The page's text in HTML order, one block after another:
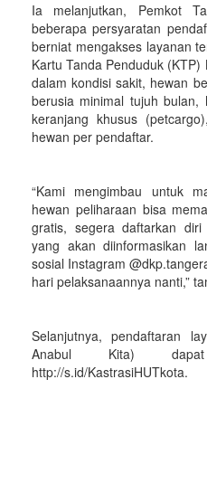
Ia melanjutkan, Pemkot
beberapa persyaratan
berniat mengakses layanan
Kartu Tanda Penduduk
dalam kondisi sakit, hewan
berusia minimal tujuh bulan,
keranjang khusus
hewan per pendaftar.
“Kami mengimbau untuk
hewan peliharaan bisa
gratis, segera daftarkan
yang akan diinformasikan
sosial Instagram
hari pelaksanaannya nanti,”
Selanjutnya, pendaftaran
Anabul Kita)
http://s.id/KastrasiHUTkota.